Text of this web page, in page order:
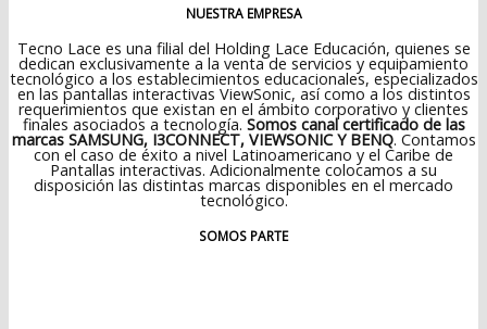
NUESTRA EMPRESA
Tecno Lace es una filial del Holding Lace Educación, quienes se
dedican exclusivamente a la venta de servicios y equipamiento
tecnológico a los establecimientos educacionales, especializados
en las pantallas interactivas ViewSonic, así como a los distintos
requerimientos que existan en el ámbito corporativo y clientes
finales asociados a tecnología. Somos canal certificado de las
marcas SAMSUNG, I3CONNECT, VIEWSONIC Y BENQ. Contamos
con el caso de éxito a nivel Latinoamericano y el Caribe de
Pantallas interactivas. Adicionalmente colocamos a su
disposición las distintas marcas disponibles en el mercado
tecnológico.
SOMOS PARTE